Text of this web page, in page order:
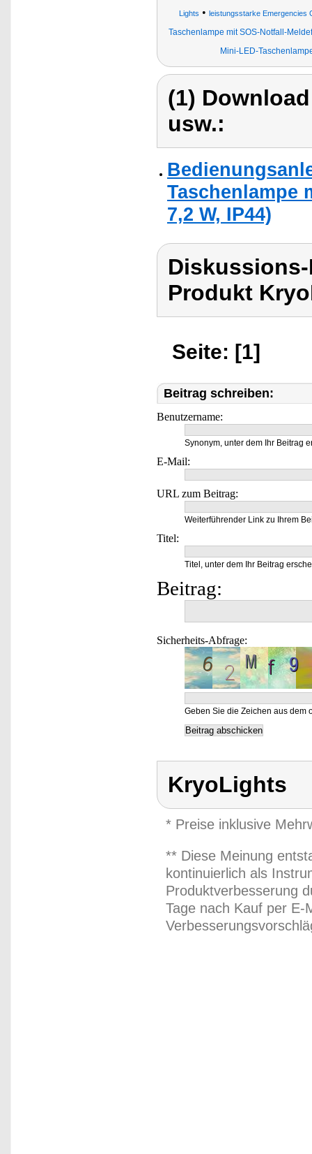
Lights • leistungsstarke Emergencies
Taschenlampe mit SOS-Notfall-
Mini-LED-
(1)
usw.:
Taschenlampe
7,2 W, IP44)
Produkt
Seite: [1]
Beitrag schreiben:
Benutzername:
Synonym, unter dem Ihr Beitrag
E-Mail:
URL zum Beitrag:
Weiterführender Link zu Ihrem
Titel:
Titel, unter dem Ihr Beitrag
Beitrag:
Sicherheits-Abfrage:
Geben Sie die Zeichen aus dem
KryoLights
* Preise inklusive
** Diese Meinung
kontinuierlich als
Produktverbesserung
Tage nach Kauf per E-